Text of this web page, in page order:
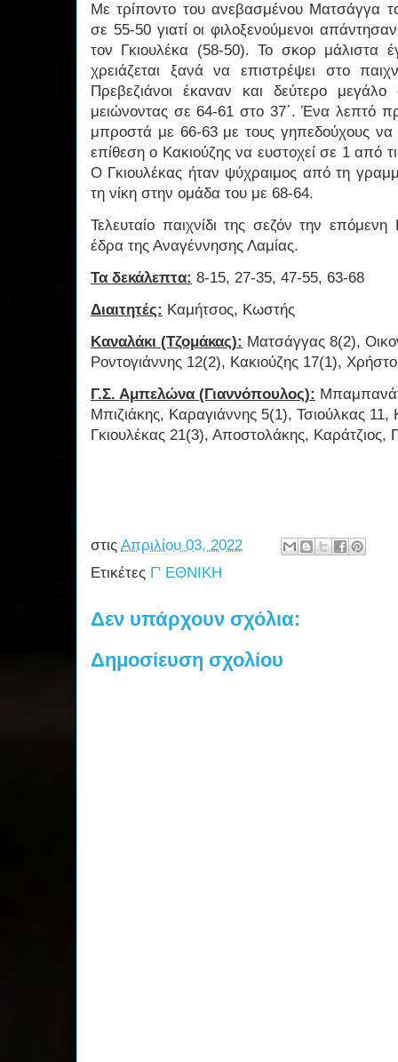
Με τρίποντο του ανεβασμένου Ματσάγγα
σε 55-50 γιατί οι φιλοξενούμενοι
τον Γκιουλέκα (58-50). Το σκορ μάλιστα
χρειάζεται ξανά να επιστρέψει στο
Πρεβεζιάνοι έκαναν και δεύτερο
μειώνοντας σε 64-61 στο 37΄. Ένα λεπτό
μπροστά με 66-63 με τους γηπεδούχους
επίθεση ο Κακιούζης να ευστοχεί σε 1 από
Ο Γκιουλέκας ήταν ψύχραιμος από τη
τη νίκη στην ομάδα του με 68-64.
Τελευταίο παιχνίδι της σεζόν την
έδρα της Αναγέννησης Λαμίας.
Τα δεκάλεπτα: 8-15, 27-35, 47-55, 63-68
Διαιτητές: Καμήτσος, Κωστής
Καναλάκι (Τζομάκας): Ματσάγγας 8(2),
Ροντογιάννης 12(2), Κακιούζης 17(1),
Γ.Σ. Αμπελώνα (Γιαννόπουλος):
Μπιζιάκης, Καραγιάννης 5(1), Τσιούλκας
Γκιουλέκας 21(3), Αποστολάκης,
στις Απριλίου 03, 2022
Ετικέτες Γ' ΕΘΝΙΚΗ
Δεν υπάρχουν σχόλια:
Δημοσίευση σχολίου